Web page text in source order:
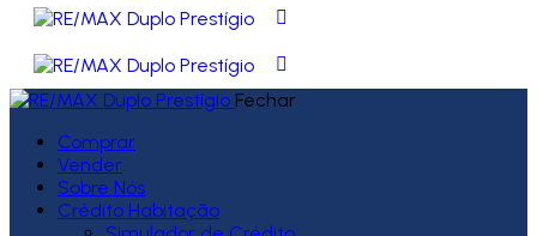
Fechar
Comprar
Vender
Sobre Nós
Crédito Habitação